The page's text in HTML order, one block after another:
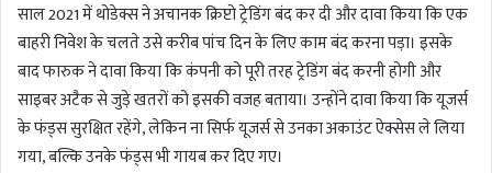
साल 2021 में थोडेक्स ने अचानक क्रिप्टो ट्रेडिंग बंद कर दी और दावा किया कि एक
बाहरी निवेश के चलते उसे करीब पांच दिन के लिए काम बंद करना पड़ा। इसके
बाद फारुक ने दावा किया कि कंपनी को पूरी तरह ट्रेडिंग बंद करनी होगी और
साइबर अटैक से जुड़े खतरों को इसकी वजह बताया। उन्होंने दावा किया कि यूजर्स
के फंड्स सुरक्षित रहेंगे, लेकिन ना सिर्फ यूजर्स से उनका अकाउंट ऐक्सेस ले लिया
गया, बल्कि उनके फंड्स भी गायब कर दिए गए।